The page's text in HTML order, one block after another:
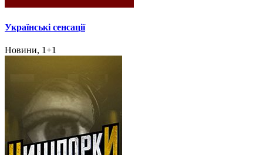
Українські сенсації
Новини, 1+1